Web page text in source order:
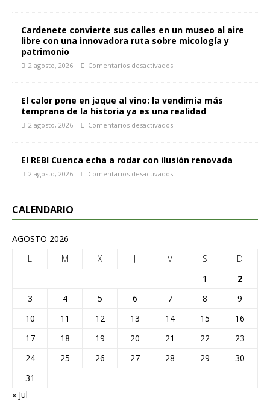
Cardenete convierte sus calles en un museo al aire
libre con una innovadora ruta sobre micología y
patrimonio
2 agosto, 2026 Comentarios desactivados
El calor pone en jaque al vino: la vendimia más
temprana de la historia ya es una realidad
2 agosto, 2026 Comentarios desactivados
El REBI Cuenca echa a rodar con ilusión renovada
2 agosto, 2026 Comentarios desactivados
CALENDARIO
AGOSTO 2026
L
M X J V S
D
1
2
3
4 5 6 7 8
9
10
11 12 13 14 15
16
17
18 19 20 21 22
23
24
25 26 27 28 29
30
31
« Jul